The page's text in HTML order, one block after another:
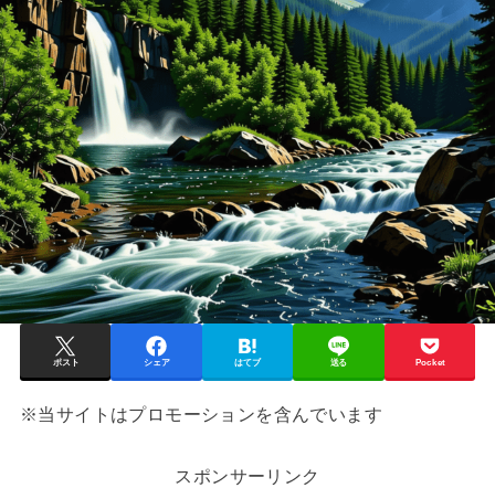
ポスト シェア はてブ 送る Pocket
※当サイトはプロモーションを含んでいます
スポンサーリンク